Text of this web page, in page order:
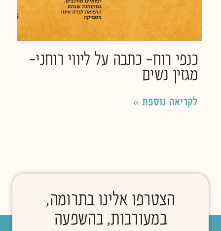
כנפי רוח- כתבה על ליווי רוחני-
מגזין נשים
לקריאה נוספת »
הצטרפו אלינו בתרומה,
במעורבות, בהשפעה